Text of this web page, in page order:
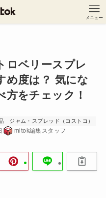
メニュー
ロベリースプレ
め度は？ 気にな
方をチェック！
ジャム・スプレッド（コストコ）
mitok編集スタッフ